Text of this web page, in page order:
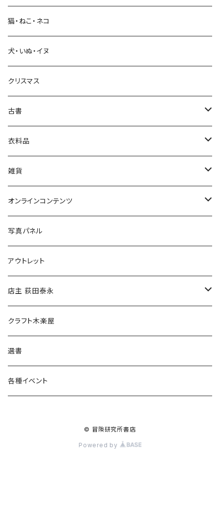
生活・暮らし
芸術・絵画・写真
絵本・児童書
娯楽・エンターテインメント
猫・ねこ・ネコ
犬・いぬ・イヌ
クリスマス
古書
古書セット
美術
衣料品
POLEWARDS
Tシャツ
雑貨
バッグ
ブックカバー
マグカップ
傘
食料品
その他
オンラインコンテンツ
冒険クロストーク
写真パネル
アウトレット
店主 荻田泰永
書籍
ウェア
クラフト木楽屋
選書
各種イベント
© 冒険研究所書店
Powered by